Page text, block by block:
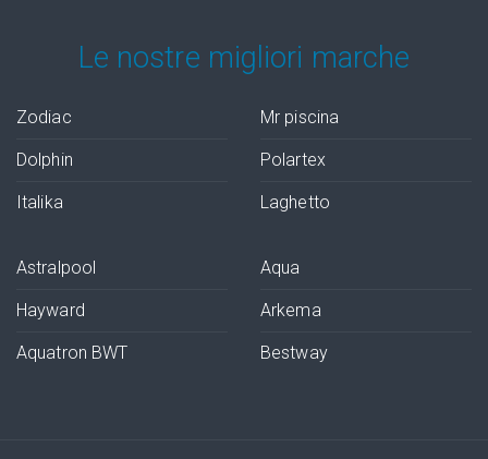
Le nostre migliori marche
Zodiac
Dolphin
Italika
Mr piscina
Polartex
Laghetto
Astralpool
Hayward
Aquatron BWT
Aqua
Arkema
Bestway